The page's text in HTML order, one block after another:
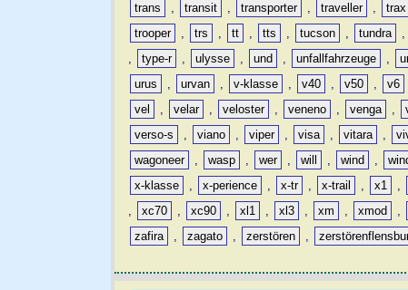
trans
, transit , transporter , traveller , trax
trooper
, trs , tt , tts , tucson , tundra ,
,
type-r , ulysse , und , unfallfahrzeuge ,
urus
, urvan , v-klasse , v40 , v50 , v6
vel
, velar , veloster , veneno , venga ,
verso-s
, viano , viper , visa , vitara ,
wagoneer
, wasp , wer , will , wind ,
x-klasse
, x-perience , x-tr , x-trail , x1 ,
,
xc70 , xc90 , xl1 , xl3 , xm , xmod ,
zafira
, zagato , zerstören ,